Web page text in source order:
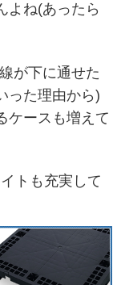
よね(あったら
が下に通せた
った理由から)
ケースも増えて
トも充実して